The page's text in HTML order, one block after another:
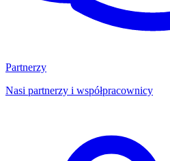
Partnerzy
Nasi partnerzy i współpracownicy